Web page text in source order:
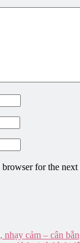
for the
cảm – cân